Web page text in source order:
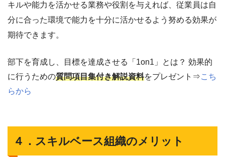
キルや能力を活かせる業務や役割を与えれば、従業員は自
分に合った環境で能力を十分に活かせるよう努める効果が
期待できます。
部下を育成し、目標を達成させる「1on1」とは？ 効果的
に行うための質問項目集付き解説資料をプレゼント⇒こち
らから
４．スキルベース組織のメリット